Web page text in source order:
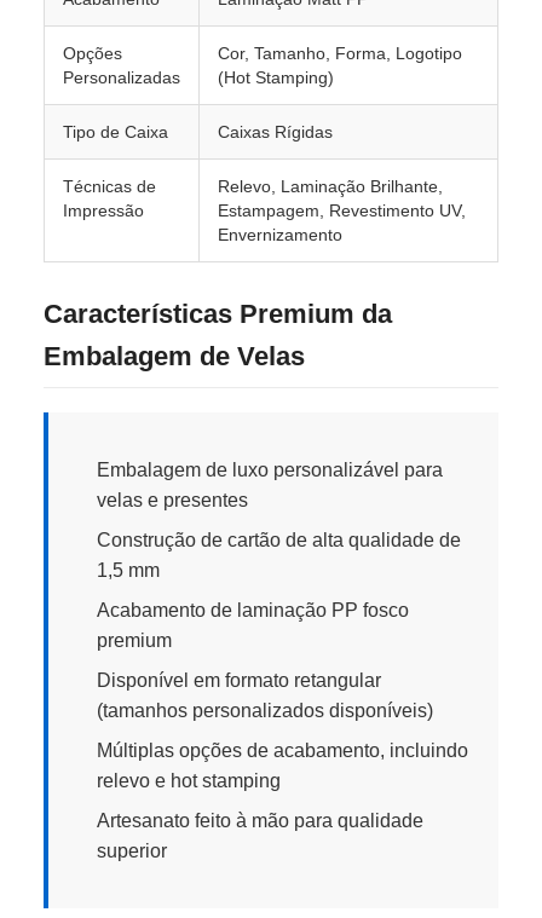
Opções
Personalizadas
Cor, Tamanho, Forma, Logotipo
(Hot Stamping)
Tipo de Caixa Caixas Rígidas
Técnicas de
Impressão
Relevo, Laminação Brilhante,
Estampagem, Revestimento UV,
Envernizamento
Características Premium da
Embalagem de Velas
Embalagem de luxo personalizável para
velas e presentes
Construção de cartão de alta qualidade de
1,5 mm
Acabamento de laminação PP fosco
premium
Disponível em formato retangular
(tamanhos personalizados disponíveis)
Múltiplas opções de acabamento, incluindo
relevo e hot stamping
Artesanato feito à mão para qualidade
superior